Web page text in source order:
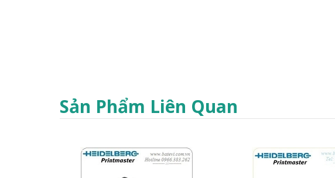
Sản Phẩm Liên Quan